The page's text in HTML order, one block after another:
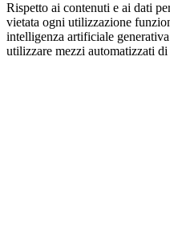
Rispetto ai contenuti e ai dati
vietata ogni utilizzazione
intelligenza artificiale
utilizzare mezzi automatizzati di